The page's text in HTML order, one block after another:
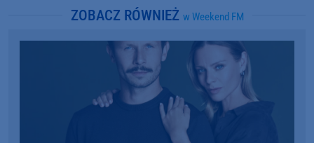
ZOBACZ RÓWNIEŻ w Weekend FM